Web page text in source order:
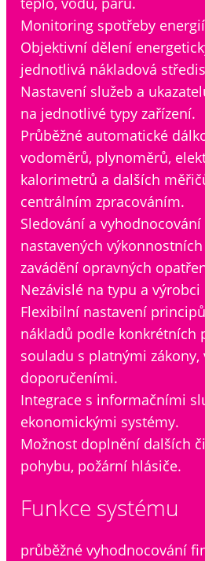
Monitoring spotřeby
Objektivní dělení
jednotlivá nákladová
Nastavení služeb a
na jednotlivé typy zařízení.
Průběžné automatické
vodoměrů, plynoměrů,
kalorimetrů a dalších
centrálním zpracováním.
Sledování a
nastavených
zavádění opravných
Nezávislé na typu a
Flexibilní nastavení
nákladů podle konkrétních
souladu s platnými zákony,
doporučeními.
Integrace s informačními
ekonomickými systémy.
Možnost doplnění dalších
pohybu, požární hlásiče.
Funkce systému
průběžné vyhodnocování